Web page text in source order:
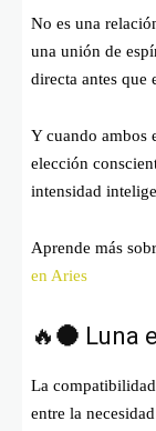
No es una
una unión de
directa antes que
Y cuando ambos
elección
intensidad
Aprende más
en Aries
🔥🌑 Luna
La
entre la